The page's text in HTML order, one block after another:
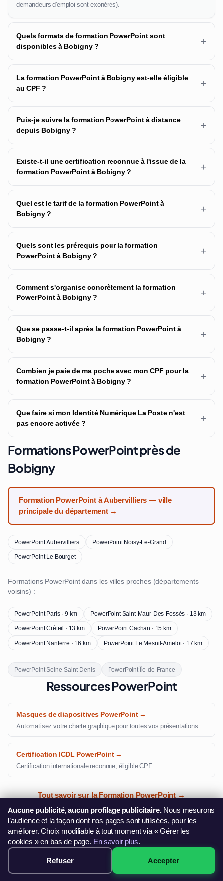
demandeurs d'emploi sont exonérés).
Quels formats de formation PowerPoint sont
disponibles à Bobigny ?
+
La formation PowerPoint à Bobigny est-elle éligible
au CPF ?
+
Puis-je suivre la formation PowerPoint à distance
depuis Bobigny ?
+
Existe-t-il une certification reconnue à l'issue de la
formation PowerPoint à Bobigny ?
+
Quel est le tarif de la formation PowerPoint à
Bobigny ?
+
Quels sont les prérequis pour la formation
PowerPoint à Bobigny ?
+
Comment s'organise concrètement la formation
PowerPoint à Bobigny ?
+
Que se passe-t-il après la formation PowerPoint à
Bobigny ?
+
Combien je paie de ma poche avec mon CPF pour la
formation PowerPoint à Bobigny ?
+
Que faire si mon Identité Numérique La Poste n'est
pas encore activée ?
+
Formations PowerPoint près de
Bobigny
Formation PowerPoint à Aubervilliers — ville
principale du département →
PowerPoint Aubervilliers
PowerPoint Noisy-Le-Grand
PowerPoint Le Bourget
Formations PowerPoint dans les villes proches (départements
voisins) :
PowerPoint Paris · 9 km
PowerPoint Saint-Maur-Des-Fossés · 13 km
PowerPoint Créteil · 13 km
PowerPoint Cachan · 15 km
PowerPoint Nanterre · 16 km
PowerPoint Le Mesnil-Amelot · 17 km
PowerPoint Seine-Saint-Denis PowerPoint Île-de-France
Ressources PowerPoint
Masques de diapositives PowerPoint →
Automatisez votre charte graphique pour toutes vos présentations
Certification ICDL PowerPoint →
Certification internationale reconnue, éligible CPF
Tout savoir sur la Formation PowerPoint →
Formation PowerPoint à Bobigny
249€ · Voir les sessions →
Aucune publicité, aucun profilage publicitaire.Nous mesurons
l’audience et la façon dont nos pages sont utilisées, pour les
améliorer. Choix modifiable à tout moment via « Gérer les
cookies » en bas de page. En savoir plus.
Refuser Accepter